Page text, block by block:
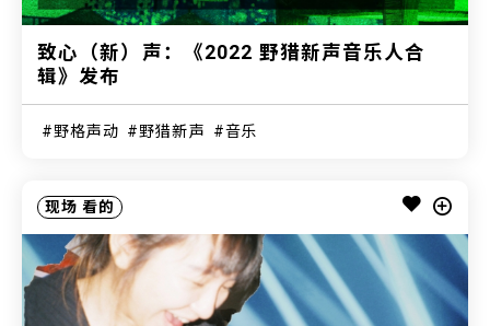
致心（新）声：《2022 野猎新声音乐人合
辑》发布
野格声动 野猎新声 音乐
现场 看的